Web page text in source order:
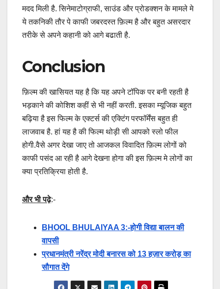
मदद मिली है. सिनेमाटोग्राफी, साउंड और प्रोडक्शन के मामले मे
ये तकनिकी तौर पे काफी जबरदस्त फ़िल्म है और बहुत असरदार
तरीके से अपने कहानी को आगे बढाती है.
Conclusion
फ़िल्म की खासियत यह है कि यह अपने टॉपिक पर बनी रहती है
भड़काने की कोशिश कहीं से भी नहीं करती. इसका म्यूजिक बहुत
बढ़िया है इस फिल्म के एक्टर्स की एक्टिंग परफॉर्मेंस बहुत ही
लाजवाब है. हां यह है की फिल्म थोड़ी सी आपको स्लो फील
होगी.वैसे अगर देखा जाए तो आजकल विवादित फ़िल्म लोगों को
काफी पसंद आ रही है आगे देखना होगा की इस फ़िल्म मे लोगों का
क्या प्रतिक्रिया होती है.
और भी पढ़े:-
BHOOL BHULAIYAA 3:-होगी विद्या बालन की
वापसी
प्रधानमंत्री नरेंद्र मोदी बनारस को 13 हज़ार करोड़ का
सौगात देंगे